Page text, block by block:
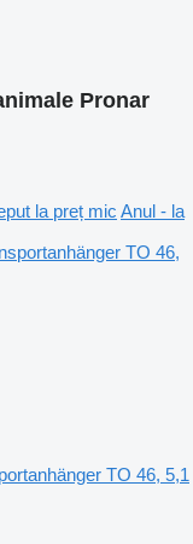
Pronar
la preț mic Anul - la
TO 46, 5,1